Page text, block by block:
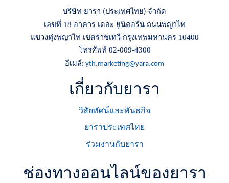
บริษัท ยารา (ประเทศไทย) จำกัด
เลขที่ 18 อาคาร เดอะ ยูนิคอร์น ถนนพญาไท
แขวงทุ่งพญาไท เขตราชเทวี กรุงเทพมหานคร 10400
โทรศัพท์ 02-009-4300
อีเมล์: yth.marketing@yara.com
เกี่ยวกับยารา
วิสัยทัศน์และพันธกิจ
ยาราประเทศไทย
ร่วมงานกับยารา
ช่องทางออนไลน์ของยารา